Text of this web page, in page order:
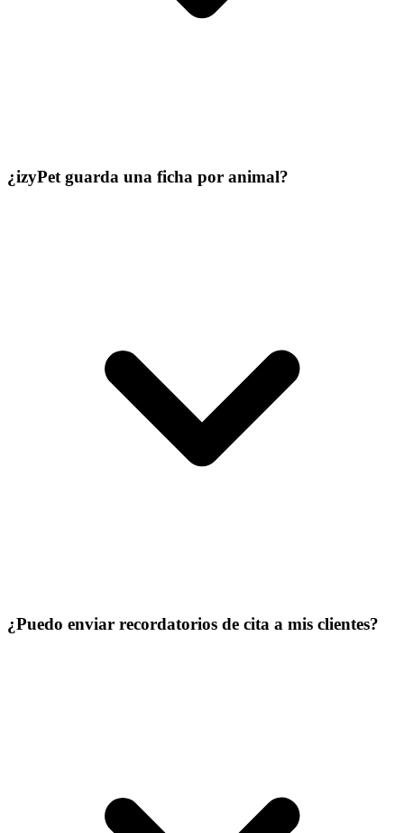
¿izyPet guarda una ficha por animal?
¿Puedo enviar recordatorios de cita a mis clientes?